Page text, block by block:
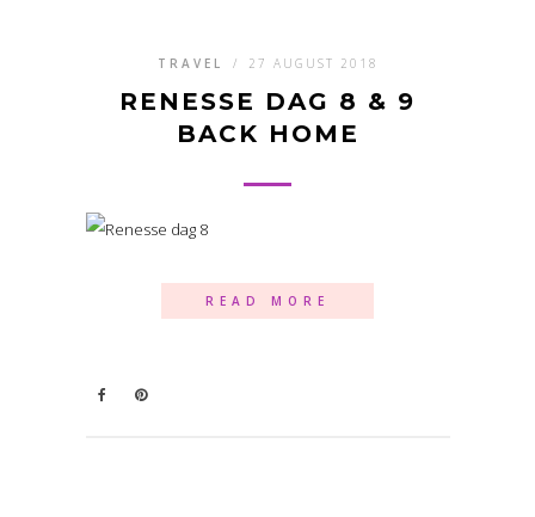
TRAVEL / 27 AUGUST 2018
RENESSE DAG 8 & 9
BACK HOME
READ MORE